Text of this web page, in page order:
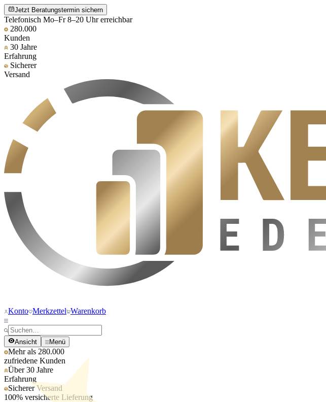
Jetzt Beratungstermin sichern
Telefonisch Mo–Fr 8–20 Uhr erreichbar
280.000
Kunden
30 Jahre
Erfahrung
Sicherer
Versand
Konto Merkzettel Warenkorb
Ansicht Menü
Mehr als 280.000
zufriedene Kunden
Über 30 Jahre
Erfahrung
Sicherer Versand
100% versicherte Lieferung